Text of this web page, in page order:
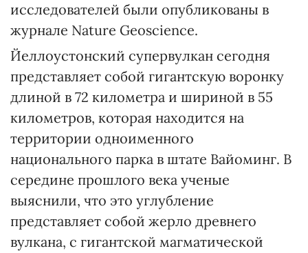
исследователей были опубликованы в
журнале Nature Geoscience.
Йеллоустонский супервулкан сегодня
представляет собой гигантскую воронку
длиной в 72 километра и шириной в 55
километров, которая находится на
территории одноименного
национального парка в штате Вайоминг. В
середине прошлого века ученые
выяснили, что это углубление
представляет собой жерло древнего
вулкана, с гигантской магматической